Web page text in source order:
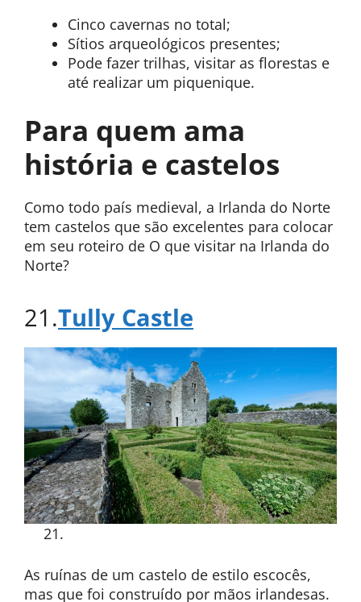
Cinco cavernas no total;
Sítios arqueológicos presentes;
Pode fazer trilhas, visitar as florestas e
até realizar um piquenique.
Para quem ama
história e castelos
Como todo país medieval, a Irlanda do Norte
tem castelos que são excelentes para colocar
em seu roteiro de O que visitar na Irlanda do
Norte?
21.Tully Castle
As ruínas de um castelo de estilo escocês,
mas que foi construído por mãos irlandesas.